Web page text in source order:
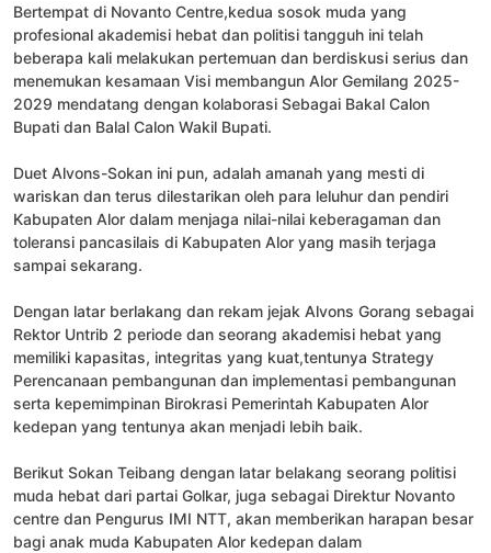
Bertempat di Novanto Centre,kedua sosok muda yang
profesional akademisi hebat dan politisi tangguh ini telah
beberapa kali melakukan pertemuan dan berdiskusi serius dan
menemukan kesamaan Visi membangun Alor Gemilang 2025-
2029 mendatang dengan kolaborasi Sebagai Bakal Calon
Bupati dan Balal Calon Wakil Bupati.
Duet Alvons-Sokan ini pun, adalah amanah yang mesti di
wariskan dan terus dilestarikan oleh para leluhur dan pendiri
Kabupaten Alor dalam menjaga nilai-nilai keberagaman dan
toleransi pancasilais di Kabupaten Alor yang masih terjaga
sampai sekarang.
Dengan latar berlakang dan rekam jejak Alvons Gorang sebagai
Rektor Untrib 2 periode dan seorang akademisi hebat yang
memiliki kapasitas, integritas yang kuat,tentunya Strategy
Perencanaan pembangunan dan implementasi pembangunan
serta kepemimpinan Birokrasi Pemerintah Kabupaten Alor
kedepan yang tentunya akan menjadi lebih baik.
Berikut Sokan Teibang dengan latar belakang seorang politisi
muda hebat dari partai Golkar, juga sebagai Direktur Novanto
centre dan Pengurus IMI NTT, akan memberikan harapan besar
bagi anak muda Kabupaten Alor kedepan dalam